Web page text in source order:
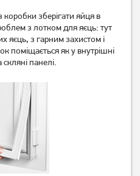
коробки зберігати яйця в
з лотком для яєць: тут
яєць, з гарним захистом і
поміщається як у внутрішні
скляні панелі.